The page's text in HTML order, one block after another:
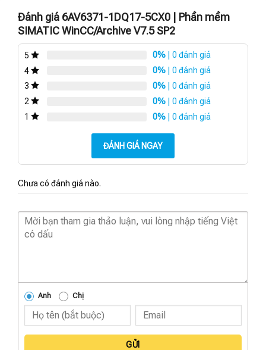
Đánh giá 6AV6371-1DQ17-5CX0 | Phần mềm
SIMATIC WinCC/Archive V7.5 SP2
5 0% | 0 đánh giá
4
0% | 0 đánh giá
3
0% | 0 đánh giá
2
0% | 0 đánh giá
1
0% | 0 đánh giá
ĐÁNH GIÁ NGAY
Chưa có đánh giá nào.
Anh Chị
GỬI